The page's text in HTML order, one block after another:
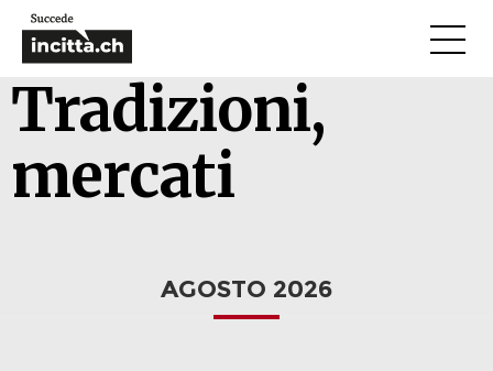
Tradizioni,
mercati
AGOSTO 2026